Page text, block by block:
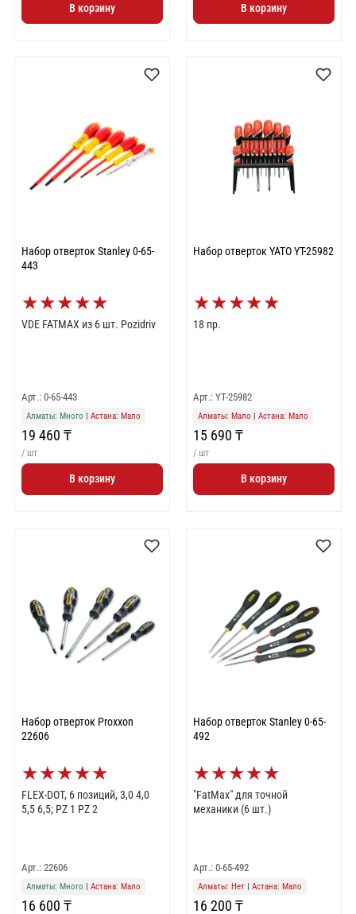
В корзину В корзину
Набор отверток Stanley 0-65-
443
★★★★★
VDE FATMAX из 6 шт. Pozidriv
Арт.: 0-65-443
Алматы: Много | Астана: Мало
19 460 ₸
/ шт
В корзину
Набор отверток YATO YT-25982
★★★★★
18 пр.
Арт.: YT-25982
Алматы: Мало | Астана: Мало
15 690 ₸
/ шт
В корзину
Набор отверток Proxxon
22606
★★★★★
FLEX-DOT, 6 позиций, 3,0 4,0
5,5 6,5; PZ 1 PZ 2
Арт.: 22606
Алматы: Много Астана: Мало
16 600 ₸
Набор отверток Stanley 0-65-
492
★★★★★
"FatMax" для точной
механики (6 шт.)
Арт.: 0-65-492
Алматы: Нет| Астана: Мало
16 200 ₸